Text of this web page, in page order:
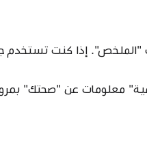
معلومات عن "صحتك"